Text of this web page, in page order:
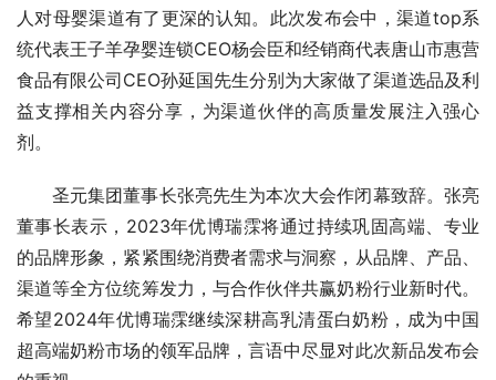
人对母婴渠道有了更深的认知。此次发布会中，渠道top系
统代表王子羊孕婴连锁CEO杨会臣和经销商代表唐山市惠营
食品有限公司CEO孙延国先生分别为大家做了渠道选品及利
益支撑相关内容分享，为渠道伙伴的高质量发展注入强心
剂。
圣元集团董事长张亮先生为本次大会作闭幕致辞。张亮
董事长表示，2023年优博瑞霂将通过持续巩固高端、专业
的品牌形象，紧紧围绕消费者需求与洞察，从品牌、产品、
渠道等全方位统筹发力，与合作伙伴共赢奶粉行业新时代。
希望2024年优博瑞霂继续深耕高乳清蛋白奶粉，成为中国
超高端奶粉市场的领军品牌，言语中尽显对此次新品发布会